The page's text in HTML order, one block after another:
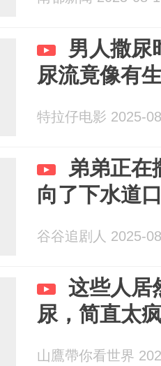
男人撒尿
尿流竟像有
特拉仔电影 2025-
弟弟正在
向了下水道
谷谷追剧人 2025-
这些人居
尿，简直太
山鷹帶你看世界